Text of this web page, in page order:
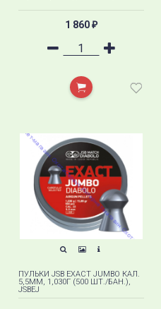
1 860 ₽
ПУЛЬКИ JSB EXACT JUMBO КАЛ.
5,5ММ, 1,030Г (500 ШТ./БАН.),
JSBEJ